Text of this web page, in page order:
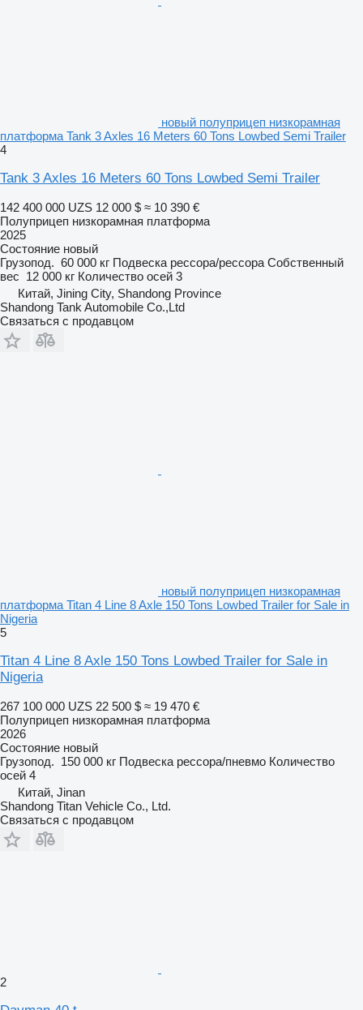
новый полуприцеп низкорамная
платформа Tank 3 Axles 16 Meters 60 Tons Lowbed Semi Trailer
4
Tank 3 Axles 16 Meters 60 Tons Lowbed Semi Trailer
142 400 000 UZS 12 000 $ ≈ 10 390 €
Полуприцеп низкорамная платформа
2025
Состояние новый
Грузопод. 60 000 кг Подвеска рессора/рессора Собственный
вес 12 000 кг Количество осей 3
Китай, Jining City, Shandong Province
Shandong Tank Automobile Co.,Ltd
Связаться с продавцом
новый полуприцеп низкорамная
платформа Titan 4 Line 8 Axle 150 Tons Lowbed Trailer for Sale in
Nigeria
5
Titan 4 Line 8 Axle 150 Tons Lowbed Trailer for Sale in
Nigeria
267 100 000 UZS 22 500 $ ≈ 19 470 €
Полуприцеп низкорамная платформа
2026
Состояние новый
Грузопод. 150 000 кг Подвеска рессора/пневмо Количество
осей 4
Китай, Jinan
Shandong Titan Vehicle Co., Ltd.
Связаться с продавцом
2